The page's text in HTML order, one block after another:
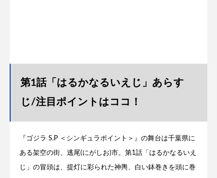
第1話「はるかなるいえじ」あらす
じ/注目ポイントはココ！
『ゴジラ S.P ＜シンギュラポイント＞』の舞台は千葉県に
ある架空の街、逃尾(にがしお)市。第1話「はるかなるいえ
じ」の冒頭は、提灯に彩られた神輿、白い鉢巻きを頭に巻